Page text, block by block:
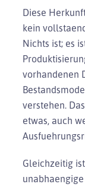
Diese
kein
Nichts ist; es
vorhandenen
verstehen.
etwas, auch
Gleichzeitig